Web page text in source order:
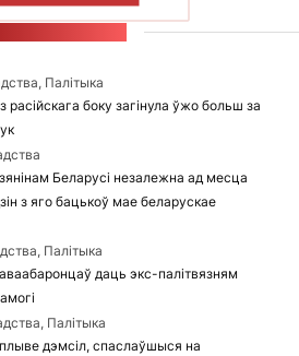
Палітыка
расійскага боку загінула ўжо больш за
Беларусі незалежна ад месца
з яго бацькоў мае беларускае
Палітыка
даць экс-палітвязням
Палітыка
дэмсіл, спаслаўшыся на